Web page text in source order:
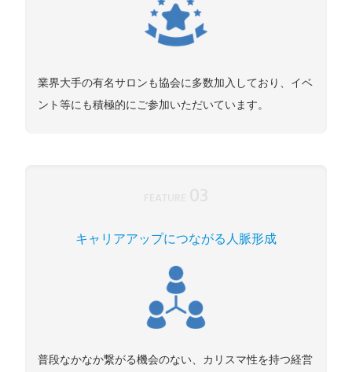
業界大手の有名サロンも協会に多数加入しており、イベ
ント等にも積極的にご参加いただいています。
キャリアアップにつながる人脈形成
普段なかなか繋がる機会のない、カリスマ性を持つ経営